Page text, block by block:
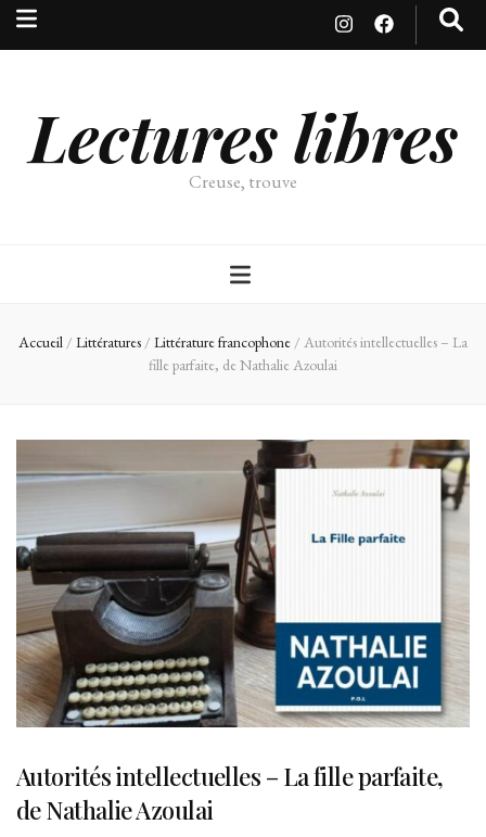
Lectures libres
Creuse, trouve
Accueil / Littératures / Littérature francophone / Autorités intellectuelles – La
fille parfaite, de Nathalie Azoulai
Autorités intellectuelles – La fille parfaite,
de Nathalie Azoulai